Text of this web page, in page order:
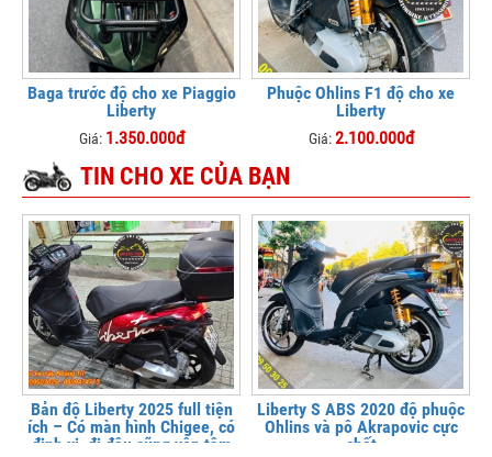
Baga trước độ cho xe Piaggio
Liberty
Giá: 1.350.000đ
Phuộc Ohlins F1 độ cho xe
Liberty
Giá:2.100.000đ
TIN CHO XE CỦA BẠN
Bản độ Liberty 2025 full tiện
ích – Có màn hình Chigee, có
định vị, đi đâu cũng yên tâm
Liberty S ABS 2020 độ phuộc
Ohlins và pô Akrapovic cực
chất